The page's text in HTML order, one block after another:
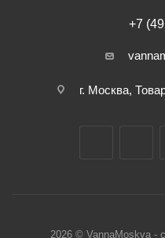
+7
г. Москва,
2026 © VannaMoskva -